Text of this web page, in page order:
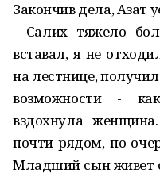
Закончив дела, Азат
- Салих тяжело
вставал, я не
на лестнице,
возможно­сти -
вздохнула
почти рядом, по
Младший сын живет